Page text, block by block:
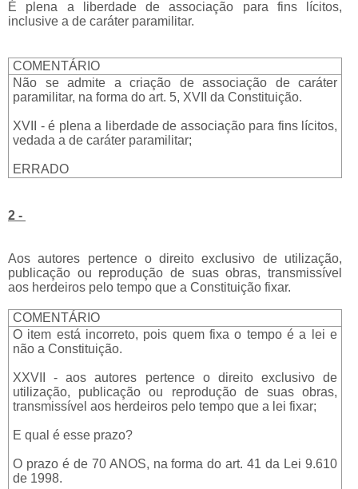
É plena a liberdade de associação para fins lícitos,
inclusive a de caráter paramilitar.
COMENTÁRIO
Não se admite a criação de associação de caráter
paramilitar, na forma do art. 5, XVII da Constituição.
XVII - é plena a liberdade de associação para fins lícitos,
vedada a de caráter paramilitar;
ERRADO
2 -
Aos autores pertence o direito exclusivo de utilização,
publicação ou reprodução de suas obras, transmissível
aos herdeiros pelo tempo que a Constituição fixar.
COMENTÁRIO
O item está incorreto, pois quem fixa o tempo é a lei e
não a Constituição.
XXVII - aos autores pertence o direito exclusivo de
utilização, publicação ou reprodução de suas obras,
transmissível aos herdeiros pelo tempo que a lei fixar;
E qual é esse prazo?
O prazo é de 70 ANOS, na forma do art. 41 da Lei 9.610
de 1998.